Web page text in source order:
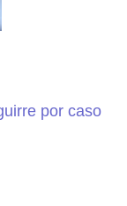
por caso